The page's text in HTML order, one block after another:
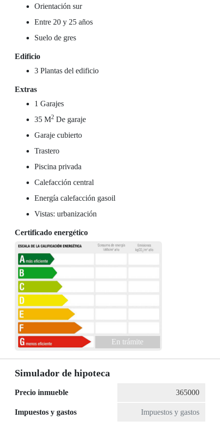
Orientación sur
Entre 20 y 25 años
Suelo de gres
Edificio
3 Plantas del edificio
Extras
1 Garajes
35 M2 De garaje
Garaje cubierto
Trastero
Piscina privada
Calefacción central
Energía calefacción gasoil
Vistas: urbanización
Certificado energético
En trámite
Simulador de hipoteca
Precio inmueble
Impuestos y gastos